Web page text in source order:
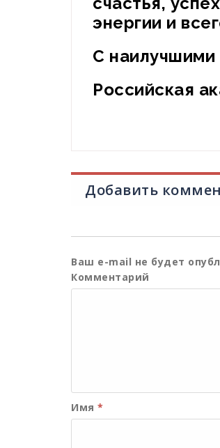
энергии и
С
Российская
Добавить
Ваш e-mail не будет
Комментарий
Имя *